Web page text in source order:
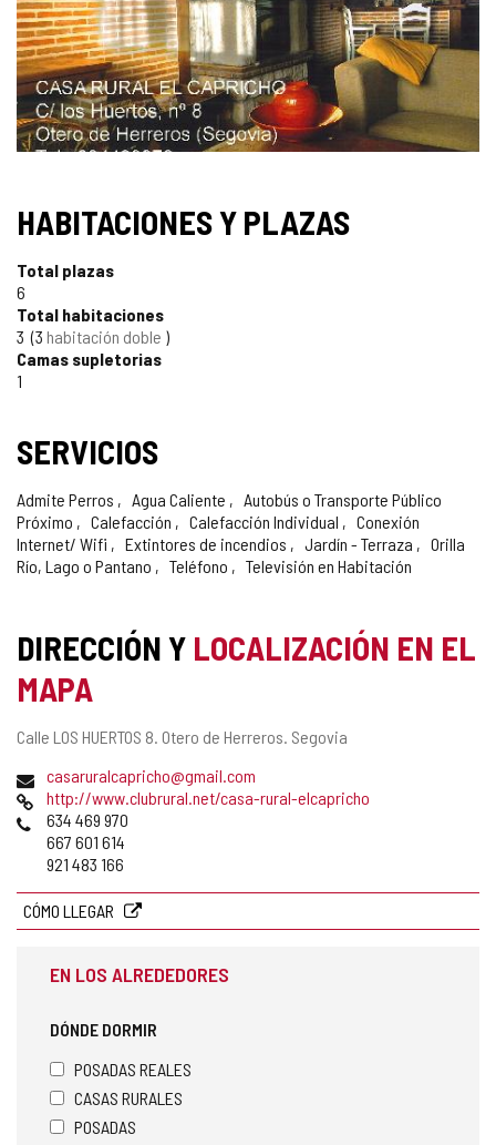
HABITACIONES Y PLAZAS
Total plazas
6
Total habitaciones
3 3 habitación doble
Camas supletorias
1
SERVICIOS
Admite Perros Agua Caliente
Autobús o Transporte Público
Próximo
Calefacción Calefacción Individual
Conexión
Internet/ Wifi
Extintores de incendios Jardín - Terraza
Orilla
Río, Lago o Pantano
Teléfono Televisión en Habitación
DIRECCIÓN Y LOCALIZACIÓN EN EL
MAPA
Dirección
Calle LOS HUERTOS 8. Otero de Herreros. Segovia
Dirección
de
correo
electrónico
casaruralcapricho@gmail.com
Página
Web
http://www.clubrural.net/casa-rural-elcapricho
Teléfonos
634 469 970
667 601 614
921 483 166
CÓMO LLEGAR
EN LOS ALREDEDORES
DÓNDE DORMIR
POSADAS REALES
CASAS RURALES
POSADAS